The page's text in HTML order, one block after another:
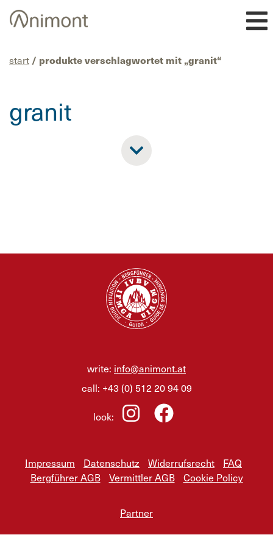
Skip
start / produkte verschlagwortet mit „granit“
granit
write: info@animont.at
call: +43 (0) 512 20 94 09
look:
Impressum Datenschutz Widerrufsrecht
FAQ
Bergführer AGB
Vermittler AGB Cookie Policy
Partner